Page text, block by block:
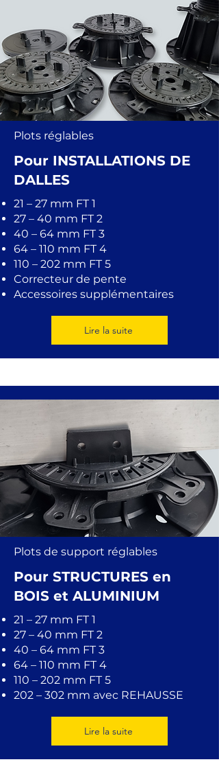
Plots réglables
Pour INSTALLATIONS DE
DALLES
21 – 27 mm FT 1
27 – 40 mm FT 2
40 – 64 mm FT 3
64 – 110 mm FT 4
110 – 202 mm FT 5
Correcteur de pente
Accessoires supplémentaires
Lire la suite
Plots de support réglables
Pour STRUCTURES en
BOIS et ALUMINIUM
21 – 27 mm FT 1
27 – 40 mm FT 2
40 – 64 mm FT 3
64 – 110 mm FT 4
110 – 202 mm FT 5
202 – 302 mm avec REHAUSSE
Lire la suite